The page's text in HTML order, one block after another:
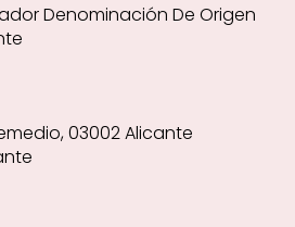
Denominación De Origen
03002 Alicante